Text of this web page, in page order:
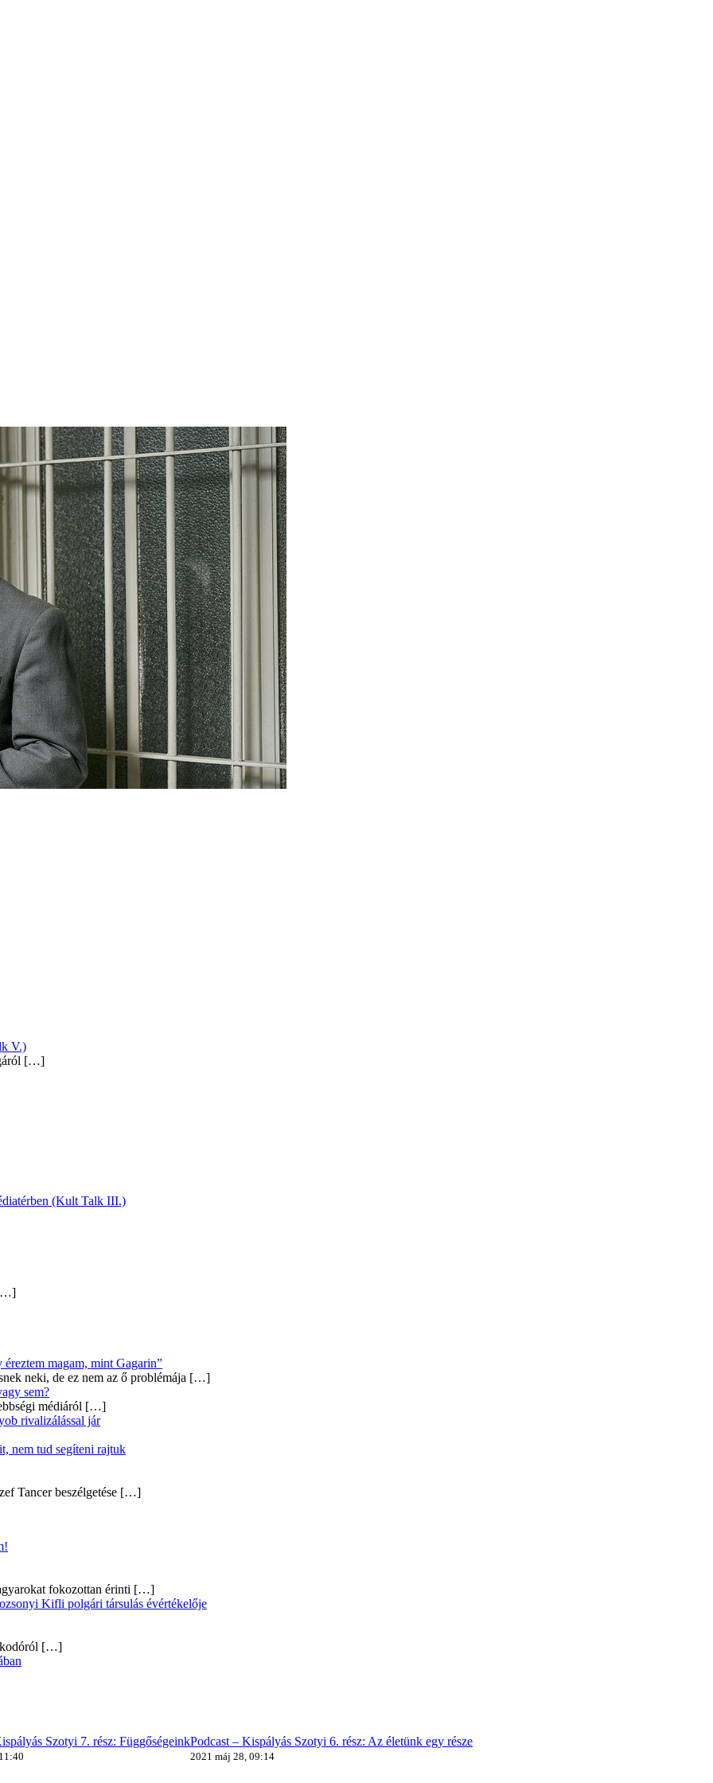
V.)
[…]
(Kult Talk III.)
magam, mint Gagarin”
neki, de ez nem az ő problémája […]
sem?
médiáról […]
rivalizálással jár
nem tud segíteni rajtuk
Tancer beszélgetése […]
fokozottan érinti […]
Kifli polgári társulás évértékelője
[…]
Szotyi 7. rész: FüggőségeinkPodcast – Kispályás Szotyi 6. rész: Az életünk egy része
2021 máj 28, 09:14